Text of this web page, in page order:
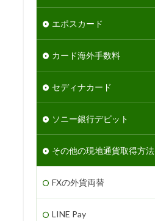
エポスカード
カード海外手数料
セディナカード
ソニー銀行デビット
その他の現地通貨取得方法
FXの外貨両替
LINE Pay